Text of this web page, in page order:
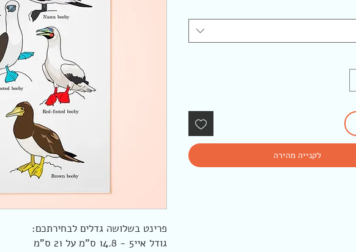
פרינט בשלושה גדלים לבחירתכם:
גודל איי5 - 14.8 ס"מ על 21 ס"מ
לקנייה מהירה